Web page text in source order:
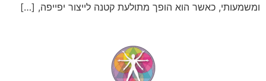
ומשמעותי, כאשר הוא הופך מתולעת קטנה לייצור יפייפה, […]